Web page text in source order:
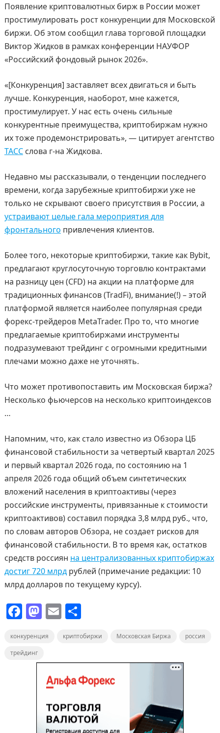
Появление криптовалютных бирж в России может
простимулировать рост конкуренции для Московской
биржи. Об этом сообщил глава торговой площадки
Виктор Жидков в рамках конференции НАУФОР
«Российский фондовый рынок 2026».
«[Конкуренция] заставляет всех двигаться и быть
лучше. Конкуренция, наоборот, мне кажется,
простимулирует. У нас есть очень сильные
конкурентные преимущества, криптобиржам нужно
их тоже продемонстрировать», — цитирует агентство
ТАССслова г-на Жидкова.
Недавно мы рассказывали, о тенденции последнего
времени, когда зарубежные криптобиржи уже не
только не скрывают своего присутствия в России, а
устраивают целые гала мероприятия для
фронтального привлечения клиентов.
Более того, некоторые криптобиржи, такие как Bybit,
предлагают круглосуточную торговлю контрактами
на разницу цен (CFD) на акции на платформе для
традиционных финансов (TradFi), внимание(!) – этой
платформой является наиболее популярная среди
форекс-трейдеров MetaTrader. Про то, что многие
предлагаемые криптобиржами инструменты
подразумевают трейдинг с огромными кредитными
плечами можно даже не уточнять.
Что может противопоставить им Московская биржа?
Несколько фьючерсов на несколько криптоиндексов
…
Напомним, что, как стало известно из Обзора ЦБ
финансовой стабильности за четвертый квартал 2025
и первый квартал 2026 года, по состоянию на 1
апреля 2026 года общий объем синтетических
вложений населения в криптоактивы (через
российские инструменты, привязанные к стоимости
криптоактивов) составил порядка 3,8 млрд руб., что,
по словам авторов Обзора, не создает рисков для
финансовой стабильности. В то время как, остатков
средств россиян на централизованных криптобиржах
достиг 720 млрдрублей (примечание редакции: 10
млрд долларов по текущему курсу).
F
a
c
e
M
a
st
o
d
o
n
E
m
ai
l
О
п
р
а
в
и
т
конкуренция криптобиржи Московская Биржа
россия
трейдинг